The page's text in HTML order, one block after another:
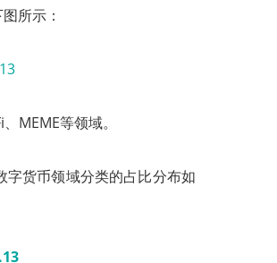
所示：
MEME等领域。
字货币领域分类的占比分布如